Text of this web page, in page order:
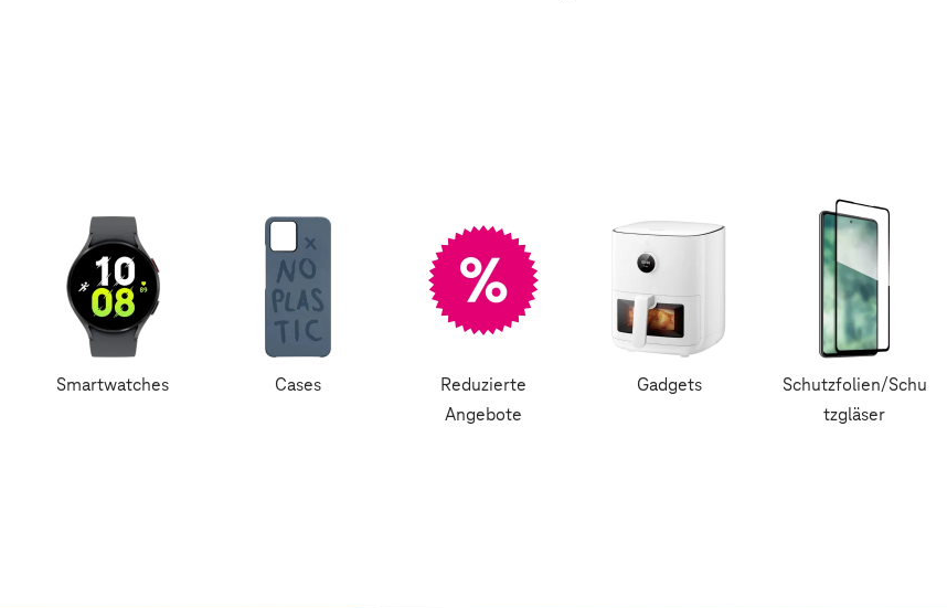
Smartwatches Cases
Reduzierte
Angebote
Gadgets
Schutzfolien/Schu
tzgläser